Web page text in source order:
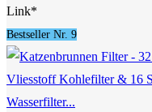
Link*
Bestseller Nr. 9